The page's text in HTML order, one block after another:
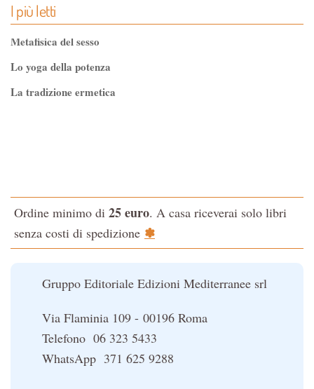
I più letti
Metafisica del sesso
Lo yoga della potenza
La tradizione ermetica
La Cabala
Il potere del serpente
Ordine minimo di 25 euro. A casa riceverai solo libri
senza costi di spedizione ✽
Gruppo Editoriale Edizioni Mediterranee srl
Via Flaminia 109 - 00196 Roma
Telefono 06 323 5433
WhatsApp 371 625 9288